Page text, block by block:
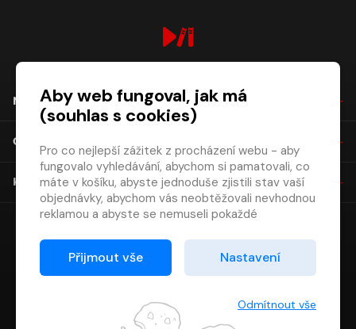
NÁKUP
O SPOLEČNOSTI
KONTAKT
Aby web fungoval, jak má
(souhlas s cookies)
Pro co nejlepší zážitek z procházení webu - aby
fungovalo vyhledávání, abychom si pamatovali, co
máte v košíku, abyste jednoduše zjistili stav vaší
objednávky, abychom vás neobtěžovali nevhodnou
reklamou a abyste se nemuseli pokaždé
Proto od vás potřebujeme souhlas se
zpracováním souborů cookies
Děkujeme, že nám ho dáte a pomůžete nám tak
Přijmout vše Nastavení
Odmítnout vše